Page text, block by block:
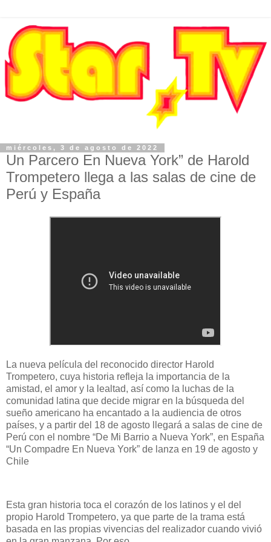
miércoles, 3 de agosto de 2022
Un Parcero En Nueva York” de Harold
Trompetero llega a las salas de cine de
Perú y España
La nueva película del reconocido director Harold
Trompetero, cuya historia refleja la importancia de la
amistad, el amor y la lealtad, así como la luchas de la
comunidad latina que decide migrar en la búsqueda del
sueño americano ha encantado a la audiencia de otros
países, y a partir del 18 de agosto llegará a salas de cine de
Perú con el nombre “De Mi Barrio a Nueva York”, en España
“Un Compadre En Nueva York” de lanza en 19 de agosto y
Chile
Esta gran historia toca el corazón de los latinos y el del
propio Harold Trompetero, ya que parte de la trama está
basada en las propias vivencias del realizador cuando vivió